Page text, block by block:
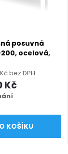
posuvná
ocelová,
(šířka 2400
výška 1000 -
antracit RAL
bez DPH
Kč
KOŠÍKU